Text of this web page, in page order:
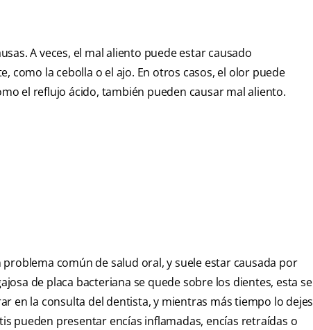
A veces, el mal aliento puede estar causado
la cebolla o el ajo. En otros casos, el olor puede
el reflujo ácido, también pueden causar mal aliento.
común de salud oral, y suele estar causada por
de placa bacteriana se quede sobre los dientes, esta se
en la consulta del dentista, y mientras más tiempo lo dejes
pueden presentar encías inflamadas, encías retraídas o